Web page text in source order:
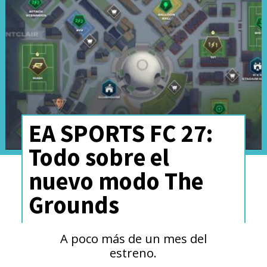
sobrevivir como sea en el
mundo apocalíptico que nos
toca vivir. Versión de PS4.
EA SPORTS FC 27:
Todo sobre el
nuevo modo The
Grounds
A poco más de un mes del
estreno.